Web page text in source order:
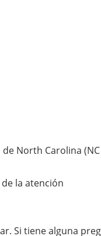
North Carolina (NC
la atención
Si tiene alguna